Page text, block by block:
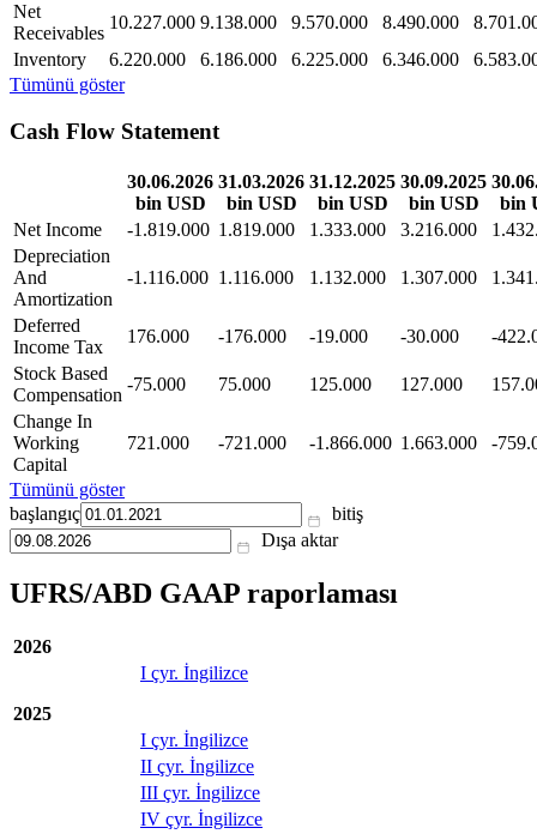
Net
Receivables
10.227.000 9.138.000 9.570.000 8.490.000
Inventory
6.220.000 6.186.000 6.225.000 6.346.000
Tümünü göster
Cash Flow Statement
30.06.2026
bin USD
31.03.2026
bin USD
31.12.2025
bin USD
30.09.2025
bin USD
bin
Net Income
-1.819.000 1.819.000 1.333.000 3.216.000
Depreciation
And
Amortization
-1.116.000 1.116.000 1.132.000 1.307.000
Deferred
Income Tax
176.000 -176.000 -19.000 -30.000
-
Stock Based
Compensation
-75.000 75.000 125.000 127.000
Change In
Working
Capital
721.000 -721.000 -1.866.000 1.663.000 -
Tümünü göster
başlangıç
bitiş
Dışa aktar
UFRS/ABD GAAP raporlaması
2026
I çyr. İngilizce
2025
I çyr. İngilizce
II çyr. İngilizce
III çyr. İngilizce
IV çyr. İngilizce